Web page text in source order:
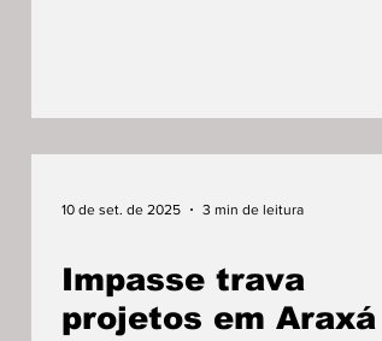
10 de set. de 2025 3 min de leitura
Impasse trava
projetos em Araxá